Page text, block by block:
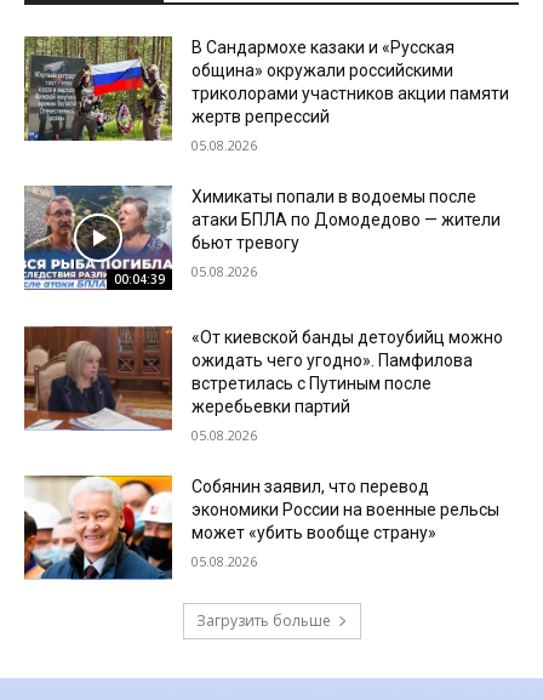
В Сандармохе казаки и «Русская
община» окружали российскими
триколорами участников акции памяти
жертв репрессий
05.08.2026
00:04:39
Химикаты попали в водоемы после
атаки БПЛА по Домодедово — жители
бьют тревогу
05.08.2026
«От киевской банды детоубийц можно
ожидать чего угодно». Памфилова
встретилась с Путиным после
жеребьевки партий
05.08.2026
Собянин заявил, что перевод
экономики России на военные рельсы
может «убить вообще страну»
05.08.2026
Загрузить больше